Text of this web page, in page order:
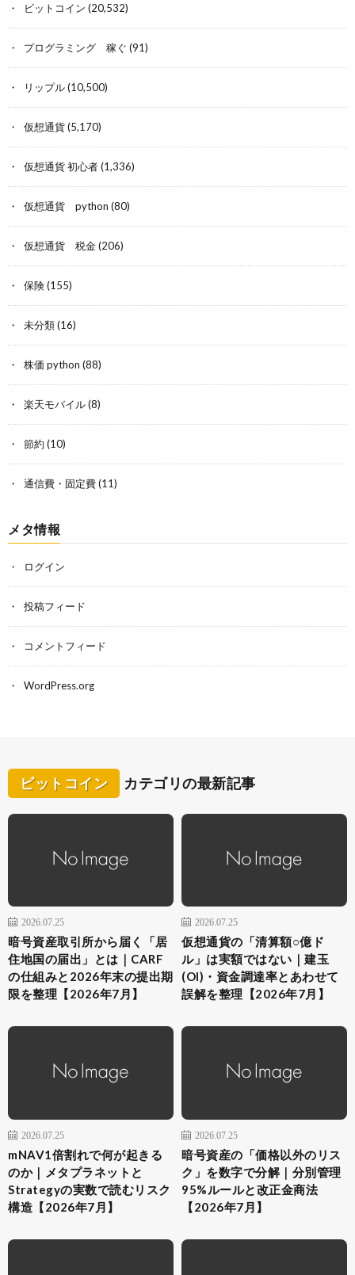
ビットコイン (20,532)
プログラミング 稼ぐ (91)
リップル(10,500)
仮想通貨(5,170)
仮想通貨 初心者(1,336)
仮想通貨 python (80)
仮想通貨 税金(206)
保険(155)
未分類(16)
株価 python (88)
楽天モバイル(8)
節約 (10)
通信費・固定費(11)
メタ情報
ログイン
投稿フィード
コメントフィード
WordPress.org
ビットコイン カテゴリの最新記事
2026.07.25
暗号資産取引所から届く「居
住地国の届出」とは｜CARF
の仕組みと2026年末の提出期
限を整理【2026年7月】
2026.07.25
仮想通貨の「清算額○億ド
ル」は実額ではない｜建玉
(OI)・資金調達率とあわせて
誤解を整理【2026年7月】
2026.07.25
mNAV1倍割れで何が起きる
のか｜メタプラネットと
Strategyの実数で読むリスク
構造【2026年7月】
2026.07.25
暗号資産の「価格以外のリス
ク」を数字で分解｜分別管理
95%ルールと改正金商法
【2026年7月】